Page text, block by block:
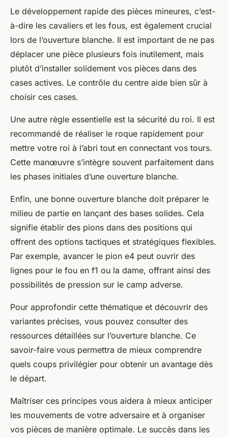
Le développement rapide des pièces mineures, c’est-
à-dire les cavaliers et les fous, est également crucial
lors de l’ouverture blanche. Il est important de ne pas
déplacer une pièce plusieurs fois inutilement, mais
plutôt d’installer solidement vos pièces dans des
cases actives. Le contrôle du centre aide bien sûr à
choisir ces cases.
Une autre règle essentielle est la sécurité du roi. Il est
recommandé de réaliser le roque rapidement pour
mettre votre roi à l’abri tout en connectant vos tours.
Cette manœuvre s’intègre souvent parfaitement dans
les phases initiales d’une ouverture blanche.
Enfin, une bonne ouverture blanche doit préparer le
milieu de partie en lançant des bases solides. Cela
signifie établir des pions dans des positions qui
offrent des options tactiques et stratégiques flexibles.
Par exemple, avancer le pion e4 peut ouvrir des
lignes pour le fou en f1 ou la dame, offrant ainsi des
possibilités de pression sur le camp adverse.
Pour approfondir cette thématique et découvrir des
variantes précises, vous pouvez consulter des
ressources détaillées sur l’ouverture blanche. Ce
savoir-faire vous permettra de mieux comprendre
quels coups privilégier pour obtenir un avantage dès
le départ.
Maîtriser ces principes vous aidera à mieux anticiper
les mouvements de votre adversaire et à organiser
vos pièces de manière optimale. Le succès dans les